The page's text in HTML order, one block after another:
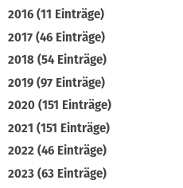
2016 (11 Einträge)
2017 (46 Einträge)
2018 (54 Einträge)
2019 (97 Einträge)
2020 (151 Einträge)
2021 (151 Einträge)
2022 (46 Einträge)
2023 (63 Einträge)